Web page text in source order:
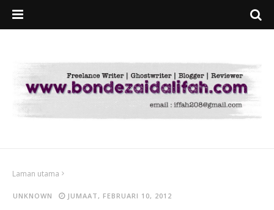
Laman utama
UNKNOWN JUMAAT, FEBRUARI 10, 2012